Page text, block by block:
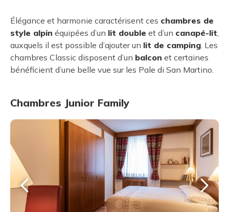
Élégance et harmonie caractérisent ces chambres de
style alpin équipées d’un lit double et d’un canapé-lit,
auxquels il est possible d’ajouter un lit de camping. Les
chambres Classic disposent d’un balcon et certaines
bénéficient d’une belle vue sur les Pale di San Martino.
Chambres Junior Family